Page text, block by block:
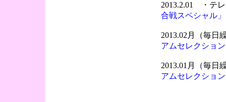
2013.2.01 ・テ
合戦スペシャル」
2013.02月（毎
アムセレクショ
2013.01月（毎
アムセレクショ